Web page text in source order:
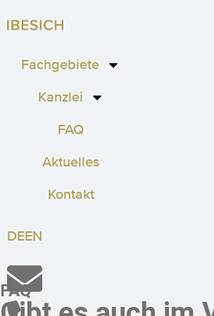
Fachgebiete
Kanzlei
FAQ
Aktuelles
Kontakt
DEEN
FAQ